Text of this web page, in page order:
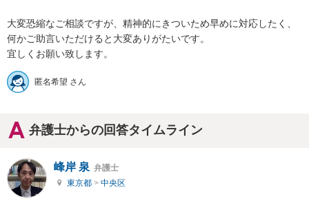
大変恐縮なご相談ですが、精神的にきついため早めに対応したく、
何かご助言いただけると大変ありがたいです。
宜しくお願い致します。
匿名希望 さん
弁護士からの回答タイムライン
峰岸 泉 弁護士
東京都 > 中央区